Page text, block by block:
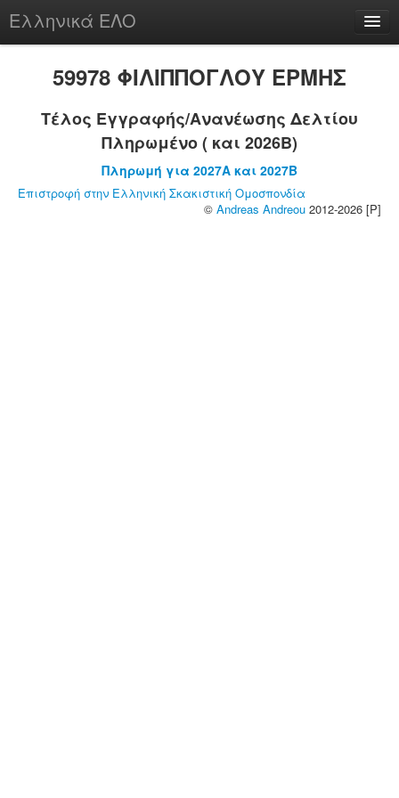
Ελληνικά ΕΛΟ
chesstu.be @ discord
59978 ΦΙΛΙΠΠΟΓΛΟΥ ΕΡΜΗΣ
Τέλος Εγγραφής/Ανανέωσης Δελτίου
Πληρωμένο ( και 2026B)
Πληρωμή για 2027A και 2027B
Επιστροφή στην Ελληνική Σκακιστική Ομοσπονδία
© Andreas Andreou 2012-2026 [P]